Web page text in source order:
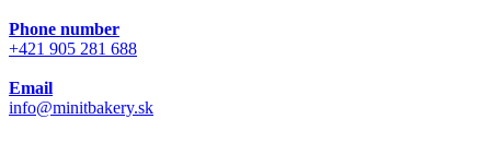
Phone number
+421 905 281 688
Email
info@minitbakery.sk